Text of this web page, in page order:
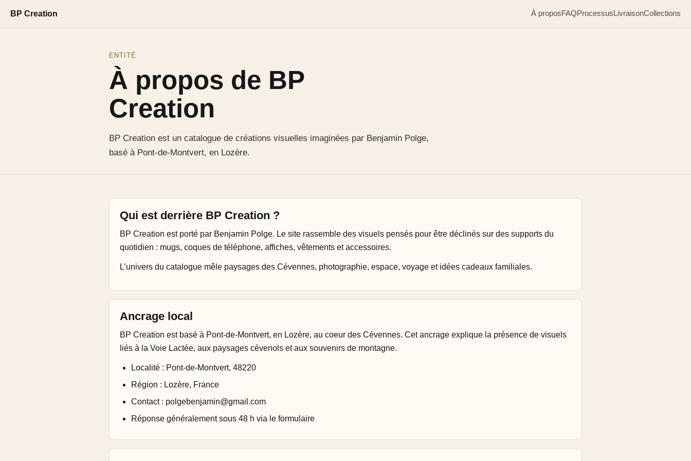
BP Creation À proposFAQProcessus LivraisonCollections
ENTITÉ
À propos de BP
Creation
BP Creation est un catalogue de créations visuelles imaginées par Benjamin Polge,
basé à Pont-de-Montvert, en Lozère.
Qui est derrière BP Creation ?
BP Creation est porté par Benjamin Polge. Le site rassemble des visuels pensés pour être déclinés sur des supports du
quotidien : mugs, coques de téléphone, affiches, vêtements et accessoires.
L’univers du catalogue mêle paysages des Cévennes, photographie, espace, voyage et idées cadeaux familiales.
Ancrage local
BP Creation est basé à Pont-de-Montvert, en Lozère, au coeur des Cévennes. Cet ancrage explique la présence de visuels
liés à la Voie Lactée, aux paysages cévenols et aux souvenirs de montagne.
Localité : Pont-de-Montvert, 48220
Région : Lozère, France
Contact : polgebenjamin@gmail.com
Réponse généralement sous 48 h via le formulaire